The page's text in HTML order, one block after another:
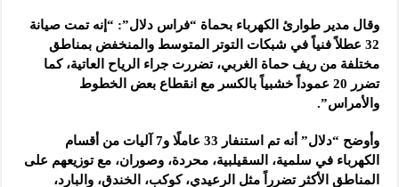
وقال مدير طوارئ الكهرباء بحماة “فراس دلال”: “إنه تمت صيانة
32 عطلاً فنياً في شبكات التوتر المتوسط والمنخفض بمناطق
مختلفة من ريف حماة الغربي، تضررت جراء الرياح العاتية، كما
تضرر 20 عموداً خشبياً بالكسر مع انقطاع بعض الخطوط
والأمراس”.
وأوضح “دلال” أنه تم استنفار 33 عاملًا و7 آليات من أقسام
الكهرباء في سلمية، السقيلبية، محردة، وصوران، مع توزيعهم على
المناطق الأكثر تضرراً مثل الرعيدي، كوكب، الخندق، والبارد،